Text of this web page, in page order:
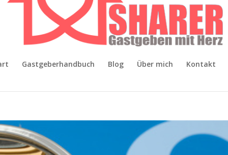
Gastgeberhandbuch Blog Über mich Kontakt